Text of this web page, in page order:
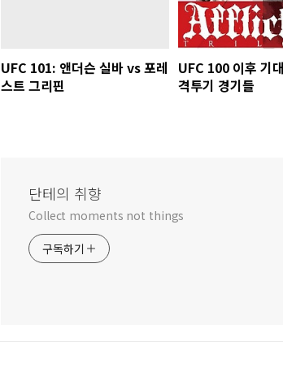
UFC 101: 앤더슨 실바 vs 포레
스트 그리핀
UFC 100 이후 기
격투기 경기들
단테의 취향
Collect moments not things
구독하기